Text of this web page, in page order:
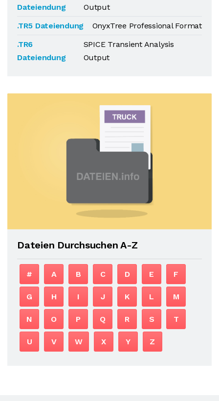
Dateiendung
Output
.TR5 Dateiendung
OnyxTree Professional Format
.TR6
Dateiendung
SPICE Transient Analysis
Output
Dateien Durchsuchen A-Z
# A B C D E F
G H I J K L M
N O P Q R S T
U V W X Y Z